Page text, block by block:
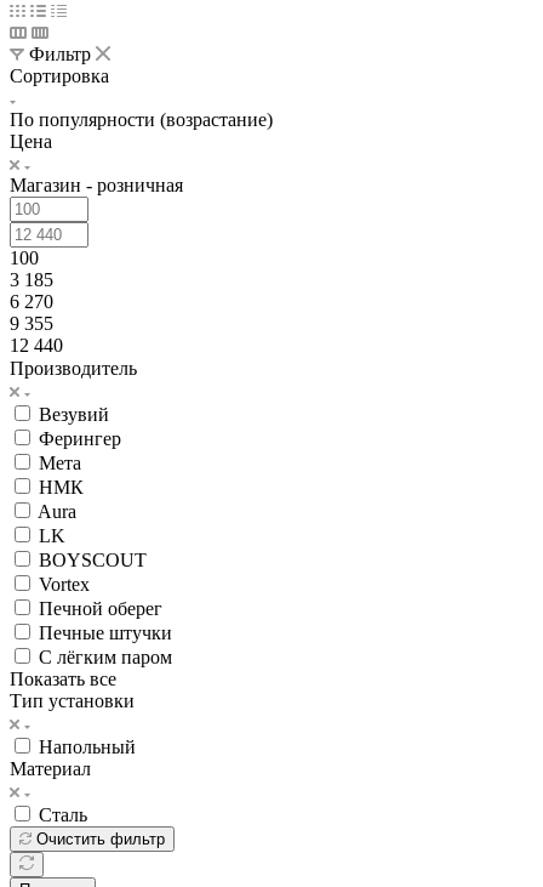
Фильтр
Сортировка
По популярности (возрастание)
Цена
Магазин - розничная
100
3 185
6 270
9 355
12 440
Производитель
Везувий
Ферингер
Мета
НМК
Aura
LK
BOYSCOUT
Vortex
Печной оберег
Печные штучки
С лёгким паром
Показать все
Тип установки
Напольный
Материал
Сталь
Очистить фильтр